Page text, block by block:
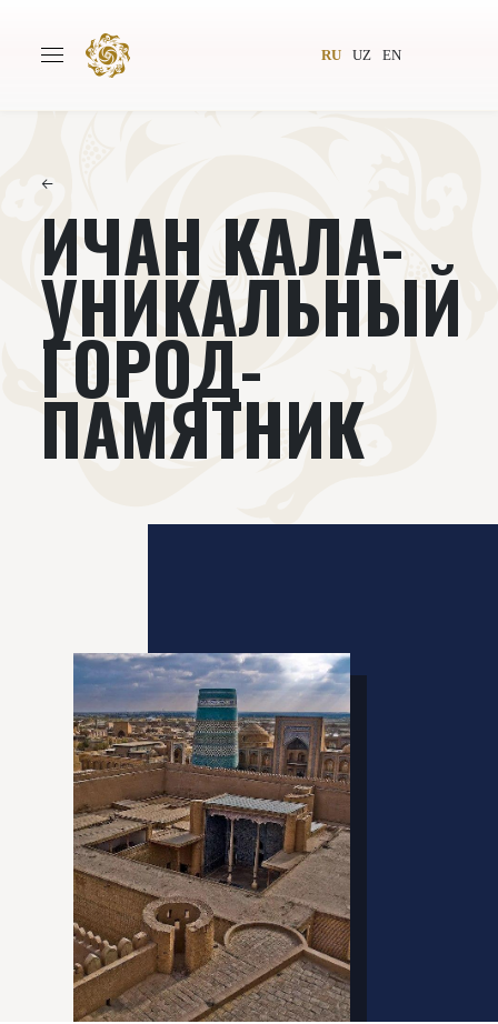
RU UZ EN
Авторы Всемирное общество
Издательство
Проекты
Книги
←
ИЧАН КАЛА-
УНИКАЛЬНЫЙ
ГОРОД-
ПАМЯТНИК